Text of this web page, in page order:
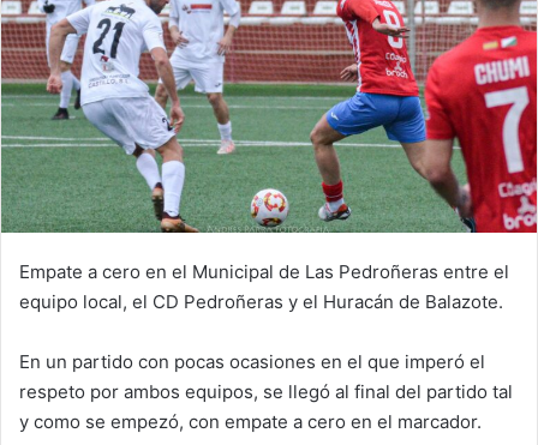
Empate a cero en el Municipal de Las Pedroñeras entre el
equipo local, el CD Pedroñeras y el Huracán de Balazote.
En un partido con pocas ocasiones en el que imperó el
respeto por ambos equipos, se llegó al final del partido tal
y como se empezó, con empate a cero en el marcador.